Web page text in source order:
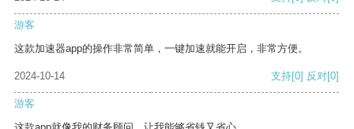
游客
这款加速器app的操作非常简单，一键加速就能开启，非常方便。
2024-10-14 支持[0] 反对[0]
游客